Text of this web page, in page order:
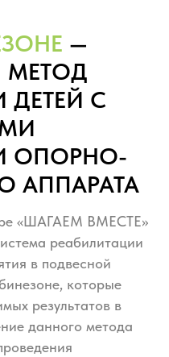
—
МЕТОД
ДЕТЕЙ С
ОПОРНО-
АППАРАТА
«ШАГАЕМ ВМЕСТЕ»
реабилитации
в подвесной
которые
результатов в
данного метода